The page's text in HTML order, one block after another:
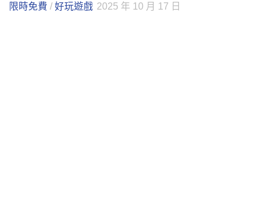
限時免費 / 好玩遊戲 2025 年 10 月 17 日